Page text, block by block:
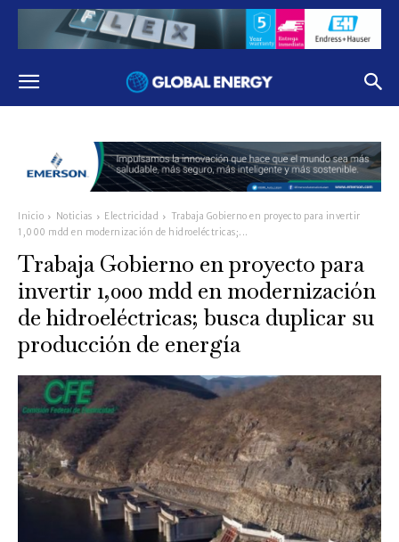
Inicio Noticias Electricidad
Trabaja Gobierno en proyecto para invertir
1,000 mdd en modernización de hidroeléctricas;...
Trabaja Gobierno en proyecto para
invertir 1,000 mdd en modernización
de hidroeléctricas; busca duplicar su
producción de energía